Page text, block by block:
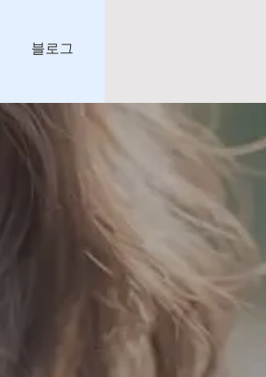
블로그